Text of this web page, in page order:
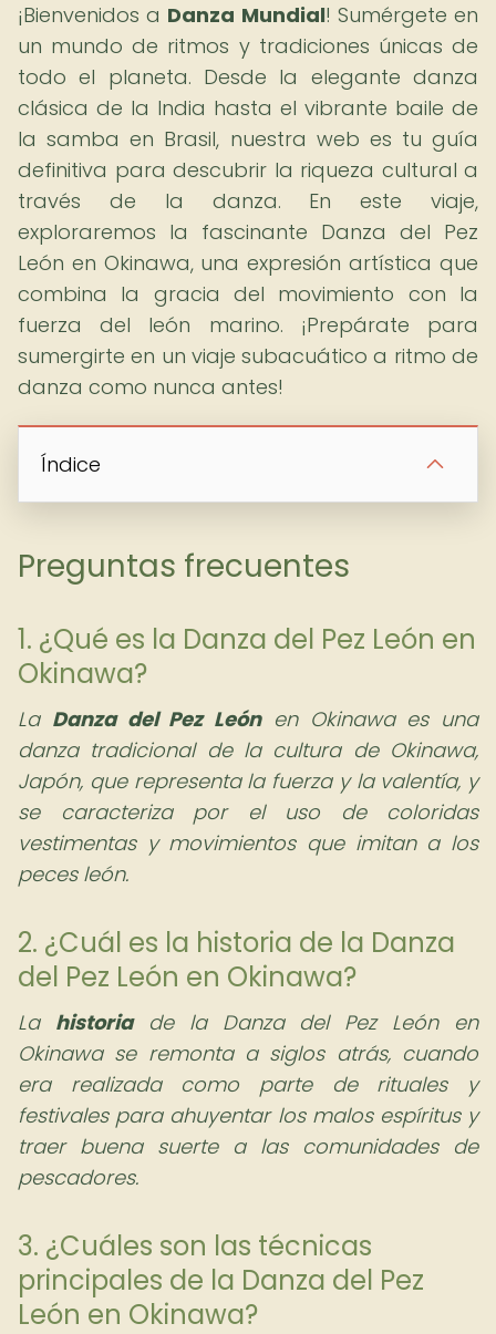
¡Bienvenidos a Danza Mundial! Sumérgete en
un mundo de ritmos y tradiciones únicas de
todo el planeta. Desde la elegante danza
clásica de la India hasta el vibrante baile de
la samba en Brasil, nuestra web es tu guía
definitiva para descubrir la riqueza cultural a
través de la danza. En este viaje,
exploraremos la fascinante Danza del Pez
León en Okinawa, una expresión artística que
combina la gracia del movimiento con la
fuerza del león marino. ¡Prepárate para
sumergirte en un viaje subacuático a ritmo de
danza como nunca antes!
Índice
Preguntas frecuentes
1. ¿Qué es la Danza del Pez León en
Okinawa?
La Danza del Pez Leónen Okinawa es una
danza tradicional de la cultura de Okinawa,
Japón, que representa la fuerza y la valentía, y
se caracteriza por el uso de coloridas
vestimentas y movimientos que imitan a los
peces león.
2. ¿Cuál es la historia de la Danza
del Pez León en Okinawa?
La historiade la Danza del Pez León en
Okinawa se remonta a siglos atrás, cuando
era realizada como parte de rituales y
festivales para ahuyentar los malos espíritus y
traer buena suerte a las comunidades de
pescadores.
3. ¿Cuáles son las técnicas
principales de la Danza del Pez
León en Okinawa?